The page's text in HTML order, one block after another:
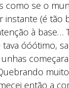
como se o
instante (é tão
à base…
óóótimo,
então a